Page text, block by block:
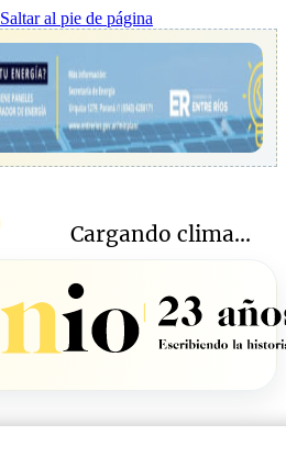
Saltar al pie de página
Cargando clima...